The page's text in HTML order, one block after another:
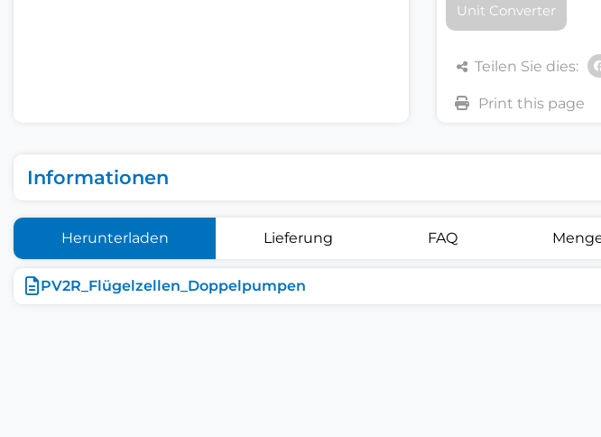
Unit Converter
Teilen Sie dies:
Informationen
Herunterladen Lieferung FAQ
PV2R_Flügelzellen_Doppelpumpen